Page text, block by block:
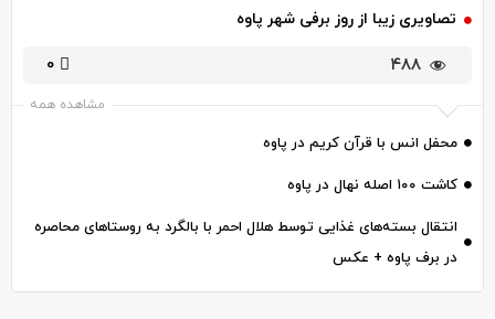
تصاویری زیبا از روز برفی شهر پاوه
۴۸۸ 0
مشاهده همه
محفل انس با قرآن کریم در پاوه
کاشت ۱۰۰ اصله نهال در پاوه
انتقال بسته‌های غذایی توسط هلال احمر با بالگرد به روستاهای محاصره
در برف پاوه + عکس